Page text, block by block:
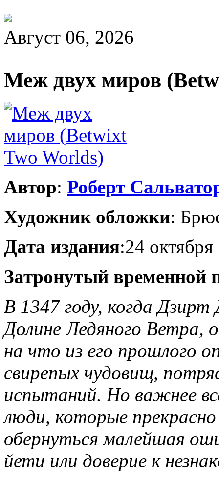
Август 06, 2026
Меж двух миров
Автор: Роберт
Художник обложки:
Дата издания:24 октября
Затронутый временной
В 1347 году, когда Дзирт
Долине Ледяного Ветра,
на что из его прошлого
свирепых чудовищ,
испытаний. Но важнее
люди, которые
обернуться малейшая
йети или доверие к